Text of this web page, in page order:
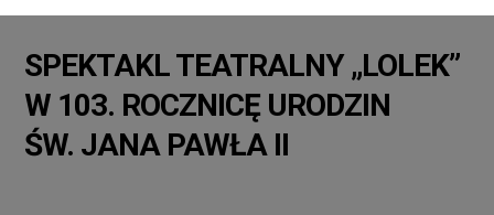
SPEKTAKL TEATRALNY „LOLEK”
W 103. ROCZNICĘ URODZIN
ŚW. JANA PAWŁA II